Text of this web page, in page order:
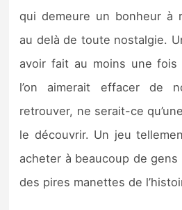
qui demeure un bonheur à
au delà de toute nostalgie.
avoir fait au moins une
l’on aimerait effacer de
retrouver, ne serait-ce
le découvrir. Un jeu
acheter à beaucoup de
des pires manettes de